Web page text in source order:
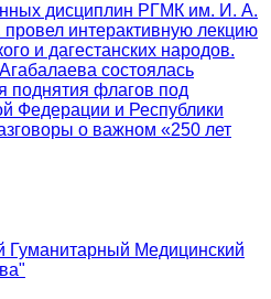
дисциплин РГМК им. И. А.
интерактивную лекцию
и дагестанских народов.
состоялась
поднятия флагов под
Федерации и Республики
о важном «250 лет